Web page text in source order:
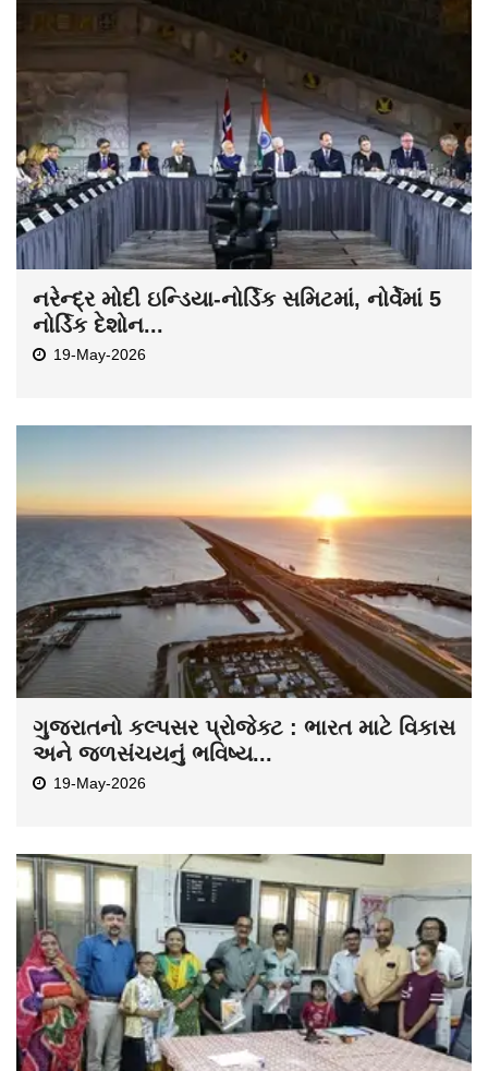
નરેન્દ્ર મોદી ઇન્ડિયા-નોર્ડિક સમિટમાં, નોર્વેમાં 5
નોર્ડિક દેશોન...
19-May-2026
ગુજરાતનો કલ્પસર પ્રોજેક્ટ : ભારત માટે વિકાસ
અને જળસંચયનું ભવિષ્ય...
19-May-2026